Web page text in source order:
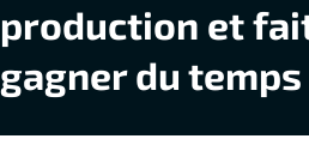
production et
gagner du temps